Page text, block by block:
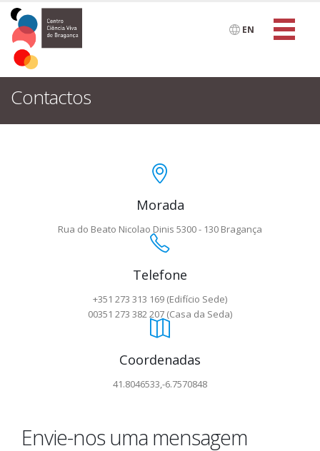
EN
Contactos
Morada
Rua do Beato Nicolao Dinis 5300 - 130 Bragança
Telefone
+351 273 313 169 (Edifício Sede)
00351 273 382 207 (Casa da Seda)
Coordenadas
41.8046533,-6.7570848
Envie-nos uma mensagem